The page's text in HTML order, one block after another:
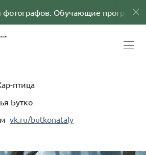
программы
птица
Бутко
vk.ru/butkonataly